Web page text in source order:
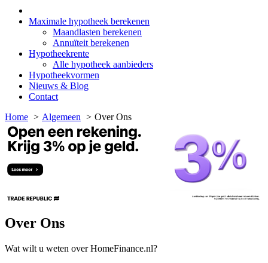
Maximale hypotheek berekenen
Maandlasten berekenen
Annuïteit berekenen
Hypotheekrente
Alle hypotheek aanbieders
Hypotheekvormen
Nieuws & Blog
Contact
Home
Algemeen Over Ons
Over Ons
Wat wilt u weten over HomeFinance.nl?